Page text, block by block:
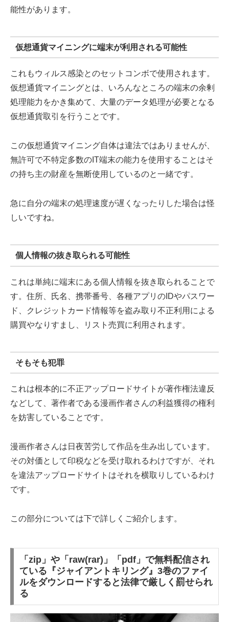
能性があります。
仮想通貨マイニングに端末が利用される可能性
これもウィルス感染とのセットコンボで使用されます。
仮想通貨マイニングとは、いろんなところの端末の余剰
処理能力をかき集めて、大量のデータ処理が必要となる
仮想通貨取引を行うことです。
この仮想通貨マイニング自体は違法ではありませんが、
無許可で不特定多数のIT端末の能力を使用することはそ
の持ち主の財産を無断使用しているのと一緒です。
急に自分の端末の処理速度が遅くなったりした場合は怪
しいですね。
個人情報の抜き取られる可能性
これは単純に端末にある個人情報を抜き取られることで
す。住所、氏名、携帯番号、各種アプリのIDやパスワー
ド、クレジットカード情報等を盗み取り不正利用による
購買やなりすまし、リスト売買に利用されます。
そもそも犯罪
これは根本的に不正アップロードサイトが著作権法違反
などして、著作者である漫画作者さんの利益獲得の権利
を妨害していることです。
漫画作者さんは日夜苦労して作品を生み出しています。
その対価として印税などを受け取れるわけですが、それ
を違法アップロードサイトはそれを横取りしているわけ
です。
この部分については下で詳しくご紹介します。
「zip」や「raw(rar)」「pdf」で無料配信され
ている『ジャイアントキリング』3巻のファイ
ルをダウンロードすると法律で厳しく罰せられ
る